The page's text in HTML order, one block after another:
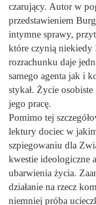
czarujący. Autor w
przedstawieniem
intymne sprawy,
które czynią niekiedy
rozrachunku daje
samego agenta jak i
stykał. Życie
jego pracę.
Pomimo tej
lektury dociec w
szpiegowaniu dla
kwestie ideologiczne
ubarwienia życia.
działanie na rzecz
niemniej próba